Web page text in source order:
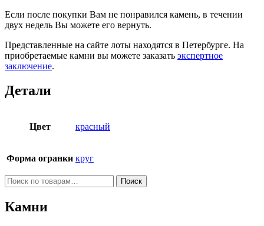
Если после покупки Вам не понравился камень, в течении
двух недель Вы можете его вернуть.
Представленные на сайте лоты находятся в Петербурге. На
приобретаемые камни вы можете заказать экспертное
заключение.
Детали
Цвет красный
Форма огранки круг
Искать: Поиск
Камни